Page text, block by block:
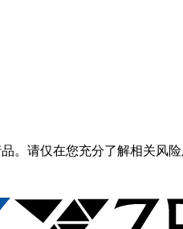
。请仅在您充分了解相关风